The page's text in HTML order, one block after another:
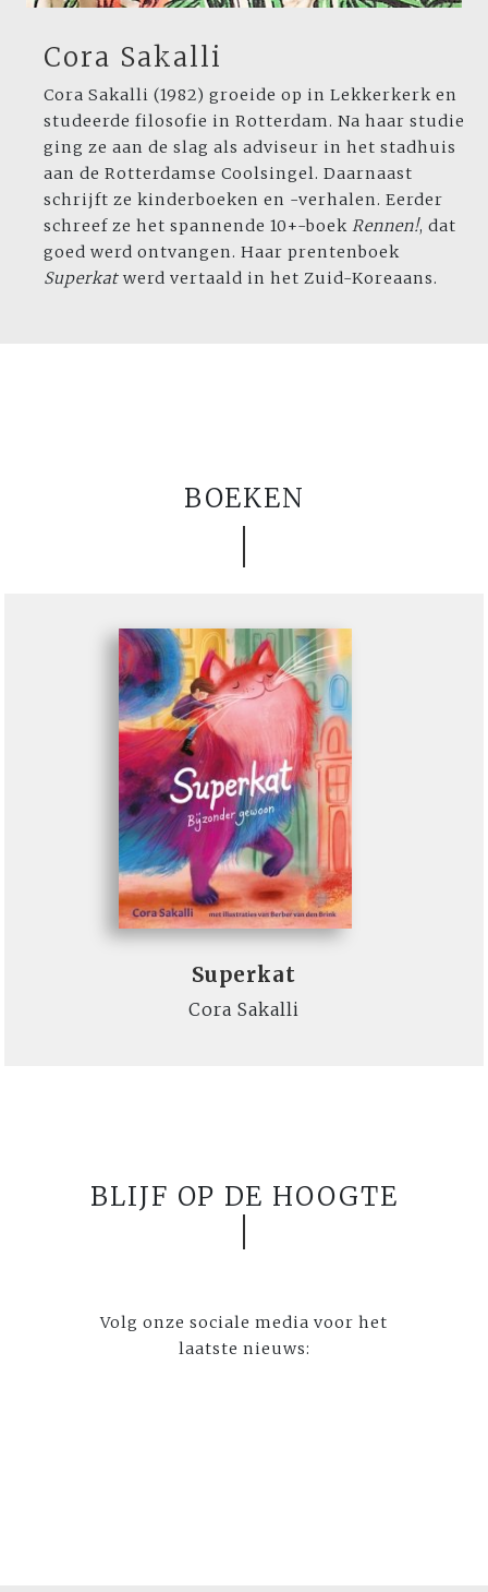
Cora Sakalli
Cora Sakalli (1982) groeide op in Lekkerkerk en
studeerde filosofie in Rotterdam. Na haar studie
ging ze aan de slag als adviseur in het stadhuis
aan de Rotterdamse Coolsingel. Daarnaast
schrijft ze kinderboeken en -verhalen. Eerder
schreef ze het spannende 10+-boek Rennen!, dat
goed werd ontvangen. Haar prentenboek
Superkat werd vertaald in het Zuid-Koreaans.
BOEKEN
Superkat
Cora Sakalli
BLIJF OP DE HOOGTE
Volg onze sociale media voor het
laatste nieuws: